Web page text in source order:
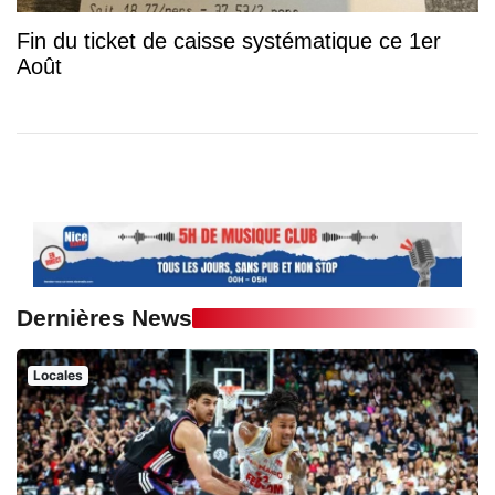
Fin du ticket de caisse systématique ce 1er
Août
Dernières News
Locales